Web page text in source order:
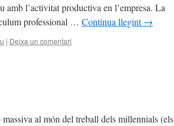
amb l’activitat productiva en l’empresa. La
professional … Continua llegint→
| Deixa un comentari
al món del treball dels millennials (els